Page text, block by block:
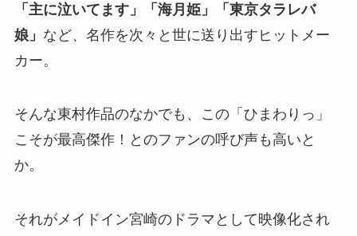
「主に泣いてます」「海月姫」「東京タラレバ
娘」 など、名作を次々と世に送り出すヒットメー
カー。
そんな東村作品のなかでも、この「ひまわりっ」
こそが最高傑作！とのファンの呼び声も高いと
か。
それがメイドイン宮崎のドラマとして映像化され